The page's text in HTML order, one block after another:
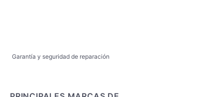
Garantía y seguridad de reparación